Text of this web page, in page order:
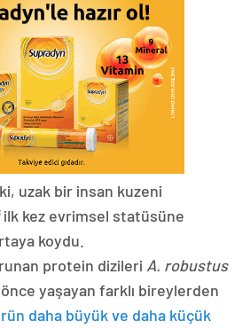
uzak bir insan kuzeni
ilk kez evrimsel statüsüne
koydu.
protein dizileri A. robustus
önce yaşayan farklı bireylerden
daha büyük ve daha küçük